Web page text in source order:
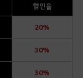
할인율
20%
30%
30%